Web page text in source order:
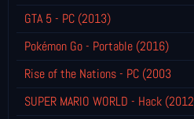
GTA 5 - PC (2013)
Pokémon Go - Portable (2016)
Rise of the Nations - PC (2003
SUPER MARIO WORLD - Hack (2012